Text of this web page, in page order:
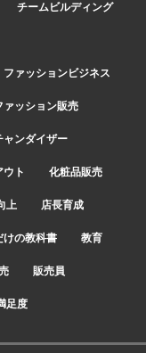
チームビルディング
ファッションビジネス
ァッション販売
ャンダイザー
ウト 化粧品販売
上 店長育成
けの教科書 教育
販売員
足度